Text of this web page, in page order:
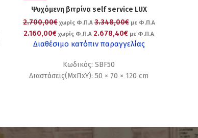
-20%
Ψυχόμενη βιτρίνα self service LUX
2.700,00€χωρίς Φ.Π.Α3.348,00€με Φ.Π.Α
2.160,00€ χωρίς Φ.Π.Α 2.678,40€ με Φ.Π.Α
Διαθέσιμο κατόπιν παραγγελίας
Κωδικός: SBF50
Διαστάσεις(ΜxΠxΥ): 50 × 70 × 120 cm